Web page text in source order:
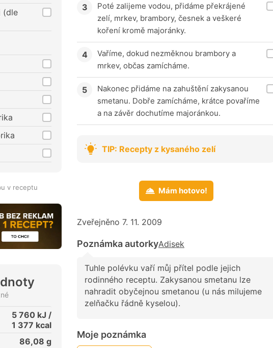
(dle
v receptu
5 760 kJ /
1 377 kcal
86,08 g
Poté zalijeme vodou, přidáme překrájené
zelí, mrkev, brambory, česnek a veškeré
koření kromě majoránky.
Vaříme, dokud nezměknou brambory a
mrkev, občas zamícháme.
Nakonec přidáme na zahuštění zakysanou
smetanu. Dobře zamícháme, krátce povaříme
a na závěr dochutíme majoránkou.
TIP: Recepty z kysaného zelí
Mám hotovo!
Zveřejněno 7. 11. 2009
Poznámka autorkyAdisek
Tuhle polévku vaří můj přítel podle jejich
rodinného receptu. Zakysanou smetanu lze
nahradit obyčejnou smetanou (u nás milujeme
zelňačku řádně kyselou).
Moje poznámka